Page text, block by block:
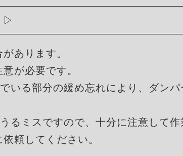
あります。
が必要です。
いる部分の緩め忘れにより、ダン
るミスですので、十分に注意して
頼してください。